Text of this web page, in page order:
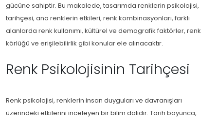
gücüne sahiptir. Bu makalede, tasarımda renklerin psikolojisi,
tarihçesi, ana renklerin etkileri, renk kombinasyonları, farklı
alanlarda renk kullanımı, kültürel ve demografik faktörler, renk
körlüğü ve erişilebilirlik gibi konular ele alınacaktır.
Renk Psikolojisinin Tarihçesi
Renk psikolojisi, renklerin insan duyguları ve davranışları
üzerindeki etkilerini inceleyen bir bilim dalıdır. Tarih boyunca,